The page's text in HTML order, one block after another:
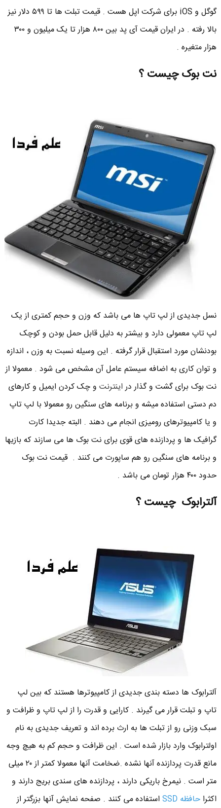
گوگل و iOS برای شرکت اپل هست . قیمت تبلت ها تا ۵۹۹ دلار نیز
بالا رفته . در ایران قیمت آی پد بین ۸۰۰ هزار تا یک میلیون و ۳۰۰
هزار متغیره .
نت بوک چیست ؟
نسل جدیدی از لپ تاپ ها می باشد که وزن و حجم کمتری از یک
لپ تاپ معمولی دارد و بیشتر به دلیل قابل حمل بودن و کوچک
بودنشان مورد استقبال قرار گرفته . این وسیله نسبت به وزن ، اندازه
و توان کاری به اضافه سیستم عامل آن مشخص می شود . معمولا از
نت بوک برای گشت و گذار دراینترنت و چک کردن ایمیل و کارهای
دم دستی استفاده میشه و برنامه های سنگین رو معمولا با لپ تاپ
و یا کامپیوترهای رومیزی انجام می دهند . البته جدیدا کارت
گرافیک ها و پردازنده های قوی برای نت بوک ها می سازند که بازیها
و برنامه های سنگین رو هم ساپورت می کنند . قیمت نت بوک
حدود ۴۰۰ هزار تومان می باشد .
آلترابوک چیست ؟
آلترابوک ها دسته بندی جدیدی از کامپیوترها هستند که بین لپ
تاپ و تبلت قرار می گیرند . کارایی و قدرت را از لپ تاپ و ظرافت و
سبک وزنی رو از تبلت ها به ارث برده اند و تعریف جدیدی به نام
اولترابوک وارد بازار شده است . این ظرافت و حجم کم به هیچ وجه
مانع قدرت پردازنده آنها نشده .ضخامت آنها معمولا کمتر از ۲۰ میلی
متر است . نیمرخ باریکی دارند ، پردازنده های سندی بریج دارند و
اکثرا حافظه SSD استفاده می کنند . صفحه نمایش آنها بزرگتر از